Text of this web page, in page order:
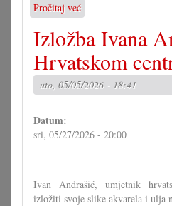
Pročitaj već
Spomen-
priredba
za
žrtve
NS-
režima
Izložba Ivana
Hrvatskom
uto, 05/05/2026 - 18:41
Datum:
sri, 05/27/2026 - 20:00
Ivan Andrašić, umjetnik
izložiti svoje slike akvarela i ulja